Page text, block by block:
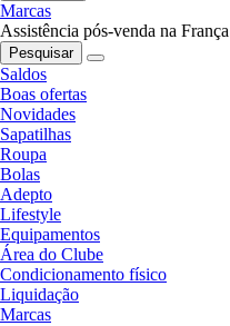
Marcas
Assistência pós-venda na França
Pesquisar
Saldos
Boas ofertas
Novidades
Sapatilhas
Roupa
Bolas
Adepto
Lifestyle
Equipamentos
Área do Clube
Condicionamento físico
Liquidação
Marcas